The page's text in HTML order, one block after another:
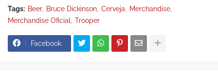
Tags: Beer Bruce Dickinson Cerveja
Merchandise
Merchandise Oficial
Trooper
Facebook